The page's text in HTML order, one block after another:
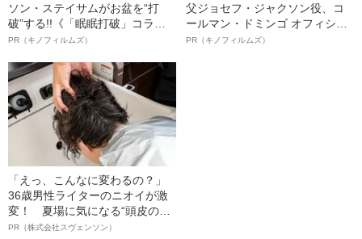
ソン・ステイサムがお盆を“打
破”する!!《「眠眠打破」コラ
ボ》
PR（キノフィルムズ）
父ジョセフ・ジャクソン役、コ
ールマン・ドミンゴ オフィシャ
ルインタビュー“観客を魅了した
PR（キノフィルムズ）
「えっ、こんなに変わるの？」
36歳男性ライターのニオイが激
変！ 夏場に気になる“頭皮のニ
オイ”や“ベタつき”を解消す
PR（株式会社スヴェンソン）